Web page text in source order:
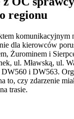
regionu
komunikacyjnym
dla kierowców
Żurominem i
ul. Mławską, ul.
i DW563.
to, czy zdarzenie
trasie.